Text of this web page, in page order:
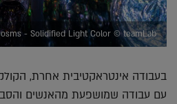
- Solidified Light Color © teamLab
בעבודה אינטראקטיבית אחרת,
עם עבודה שמושפעת מהאנשים